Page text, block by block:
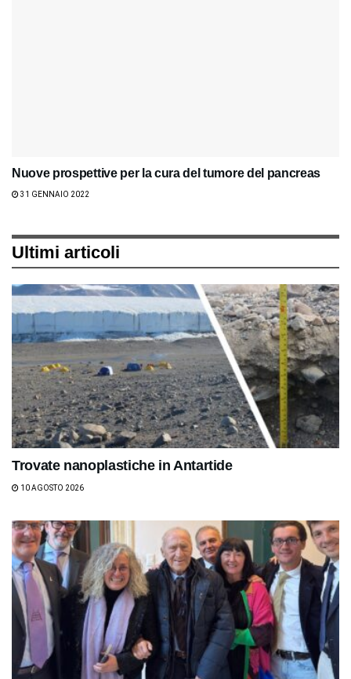
Nuove prospettive per la cura del tumore del pancreas
31 GENNAIO 2022
Ultimi articoli
Trovate nanoplastiche in Antartide
10 AGOSTO 2026